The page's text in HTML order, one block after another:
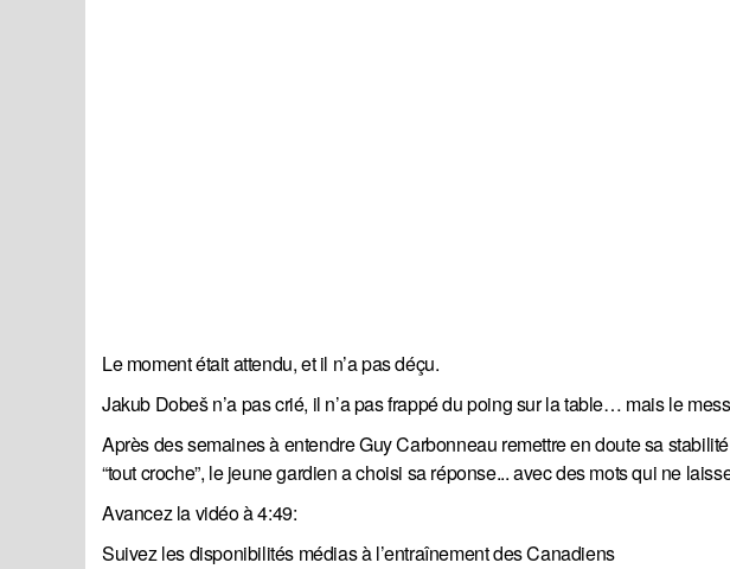
Le moment était attendu, et il n’a pas déçu.
Jakub Dobeš n’a pas crié, il n’a pas frappé du poing sur la table… mais le
Après des semaines à entendre Guy Carbonneau remettre en doute sa
“tout croche”, le jeune gardien a choisi sa réponse... avec des mots qui ne
Avancez la vidéo à 4:49:
Suivez les disponibilités médias à l’entraînement des Canadiens